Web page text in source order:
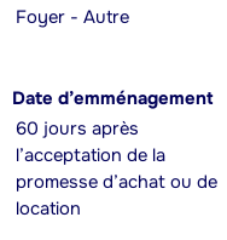
Foyer - Autre
Date d’emménagement
60 jours après
l’acceptation de la
promesse d’achat ou de
location